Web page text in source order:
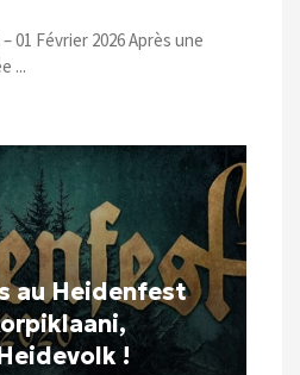
– 01 Février 2026 Après une
...
au Heidenfest
!